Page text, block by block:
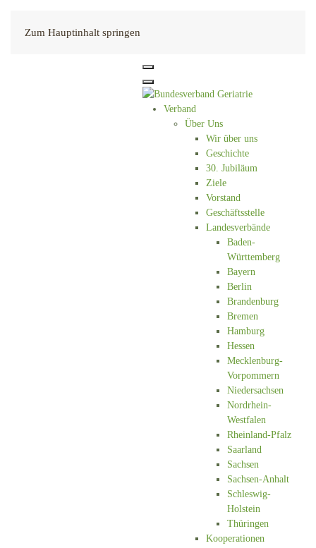
Zum Hauptinhalt springen
Verband
Über Uns
Wir über uns
Geschichte
30. Jubiläum
Ziele
Vorstand
Geschäftsstelle
Landesverbände
Baden-
Württemberg
Bayern
Berlin
Brandenburg
Bremen
Hamburg
Hessen
Mecklenburg-
Vorpommern
Niedersachsen
Nordrhein-
Westfalen
Rheinland-Pfalz
Saarland
Sachsen
Sachsen-Anhalt
Schleswig-
Holstein
Thüringen
Kooperationen